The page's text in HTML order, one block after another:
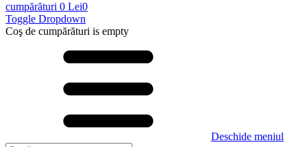
cumpărături 0 Lei0
Toggle Dropdown
Coş de cumpărături is empty
Deschide meniul